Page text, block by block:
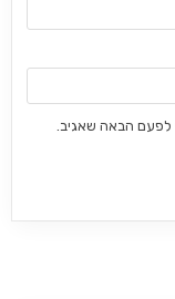
לפעם הבאה שאגיב.